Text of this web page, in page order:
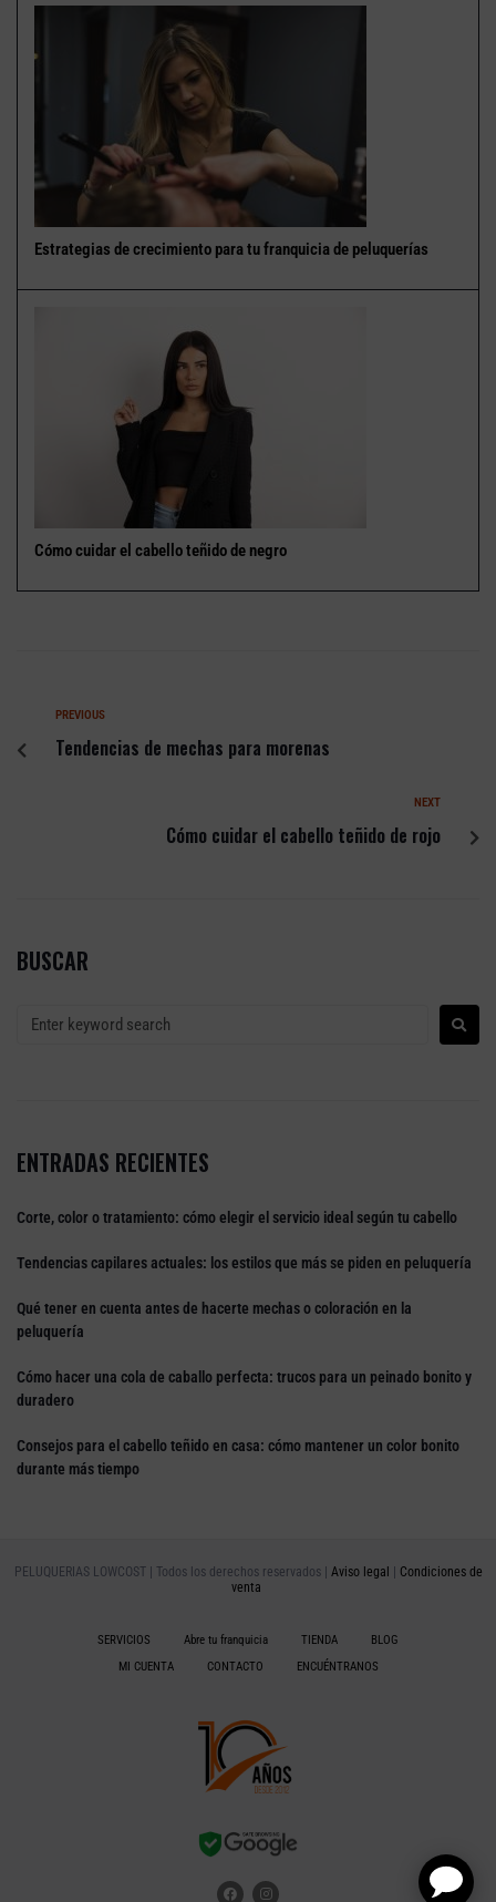
Estrategias de crecimiento para tu franquicia de peluquerías
Cómo cuidar el cabello teñido de negro
PREVIOUS
Tendencias de mechas para morenas
NEXT
Cómo cuidar el cabello teñido de rojo
BUSCAR
ENTRADAS RECIENTES
Corte, color o tratamiento: cómo elegir el servicio ideal según tu cabello
Tendencias capilares actuales: los estilos que más se piden en peluquería
Qué tener en cuenta antes de hacerte mechas o coloración en la
peluquería
Cómo hacer una cola de caballo perfecta: trucos para un peinado bonito y
duradero
Consejos para el cabello teñido en casa: cómo mantener un color bonito
durante más tiempo
PELUQUERIAS LOWCOST | Todos los derechos reservados | Aviso legal
Condiciones de
venta
SERVICIOS Abre tu franquicia TIENDA
BLOG
MI CUENTA
CONTACTO ENCUÉNTRANOS